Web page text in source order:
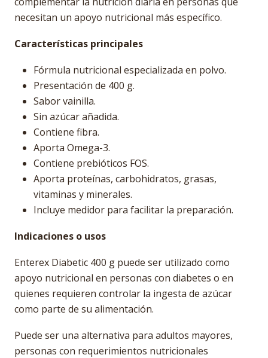
necesitan un apoyo nutricional más específico.
Características principales
Fórmula nutricional especializada en polvo.
Presentación de 400 g.
Sabor vainilla.
Sin azúcar añadida.
Contiene fibra.
Aporta Omega-3.
Contiene prebióticos FOS.
Aporta proteínas, carbohidratos, grasas,
vitaminas y minerales.
Incluye medidor para facilitar la preparación.
Indicaciones o usos
Enterex Diabetic 400 g puede ser utilizado como
apoyo nutricional en personas con diabetes o en
quienes requieren controlar la ingesta de azúcar
como parte de su alimentación.
Puede ser una alternativa para adultos mayores,
personas con requerimientos nutricionales